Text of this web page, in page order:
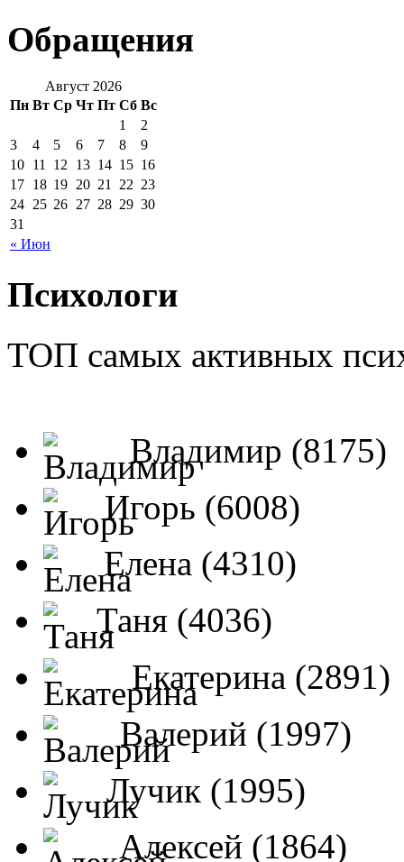
Обращения
Август 2026
Пн Вт Ср Чт Пт Сб Вс
« Июн
1
2
3
4 5 6 7 8
9
10 11 12 13 14 15 16
17 18 19 20 21 22 23
24 25 26 27 28 29 30
31
Психологи
ТОП самых активных
Владимир (8175)
Игорь (6008)
Елена (4310)
Таня (4036)
Екатерина (2891)
Валерий (1997)
Лучик (1995)
Алексей (1864)